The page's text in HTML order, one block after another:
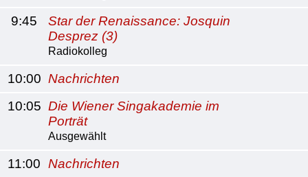
9:45
Star der Renaissance: Josquin
Desprez (3)
Radiokolleg
10:00 Nachrichten
10:05 Die Wiener Singakademie im
Porträt
Ausgewählt
11:00 Nachrichten